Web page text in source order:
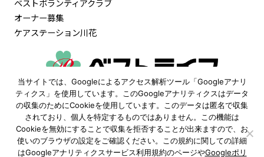
0120-515-472
9:30〜18:00
（土日祝も受付 ※年末年始除く）
資料請求 見学予約
ベストボランティアクラブ
オーナー募集
ケアステーション川花
当サイトでは、Googleによるアクセス解析ツール「Googleアナリ
ティクス」を使用しています。このGoogleアナリティクスはデータ
の収集のためにCookieを使用しています。このデータは匿名で収集
されており、個人を特定するものではありません。この機能は
Cookieを無効にすることで収集を拒否することが出来ますので、お
使いのブラウザの設定をご確認ください。この規約に関しての詳細
はGoogleアナリティクスサービス利用規約のページやGoogleポリ